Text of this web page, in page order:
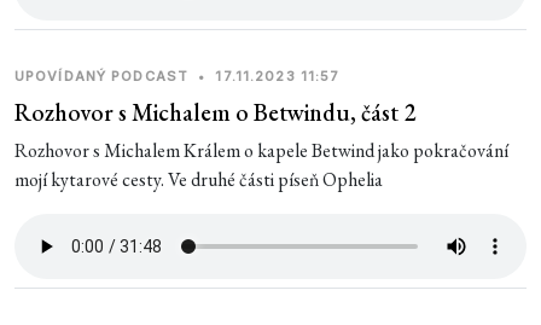
UPOVÍDANÝ PODCAST • 17.11.2023 11:57
Rozhovor s Michalem o Betwindu, část 2
Rozhovor s Michalem Králem o kapele Betwind jako pokračování
mojí kytarové cesty. Ve druhé části píseň Ophelia